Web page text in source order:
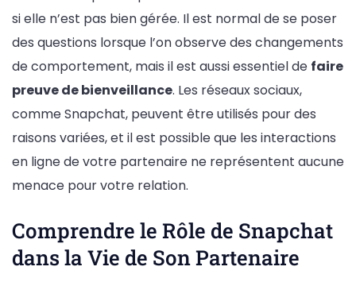
si elle n’est pas bien gérée. Il est normal de se poser
des questions lorsque l’on observe des changements
de comportement, mais il est aussi essentiel de faire
preuve de bienveillance. Les réseaux sociaux,
comme Snapchat, peuvent être utilisés pour des
raisons variées, et il est possible que les interactions
en ligne de votre partenaire ne représentent aucune
menace pour votre relation.
Comprendre le Rôle de Snapchat
dans la Vie de Son Partenaire